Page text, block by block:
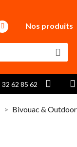
Nos produits
32 62 85 62
Bivouac & Outdoor